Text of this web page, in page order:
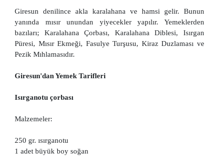
Giresun denilince akla karalahana ve hamsi gelir. Bunun
yanında mısır unundan yiyecekler yapılır. Yemeklerden
bazıları; Karalahana Çorbası, Karalahana Diblesi, Isırgan
Püresi, Mısır Ekmeği, Fasulye Turşusu, Kiraz Duzlaması ve
Pezik Mıhlamasıdır.
Giresun'dan Yemek Tarifleri
Isırganotu çorbası
Malzemeler:
250 gr. ısırganotu
1 adet büyük boy soğan